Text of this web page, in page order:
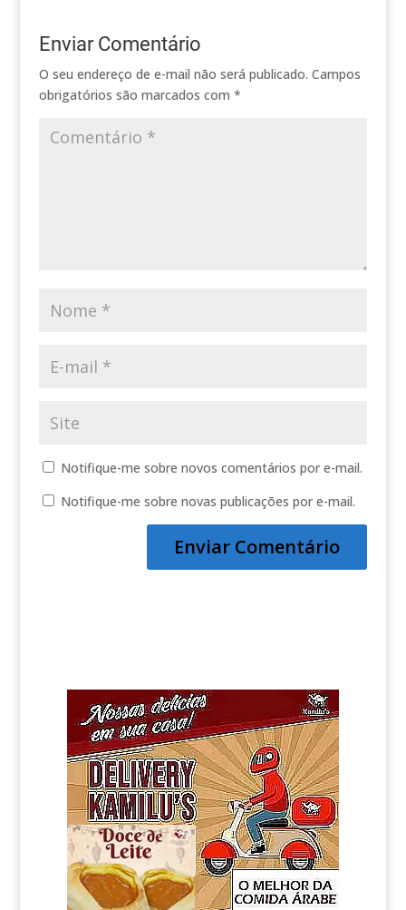
Enviar Comentário
O seu endereço de e-mail não será publicado. Campos
obrigatórios são marcados com *
Notifique-me sobre novos comentários por e-mail.
Notifique-me sobre novas publicações por e-mail.